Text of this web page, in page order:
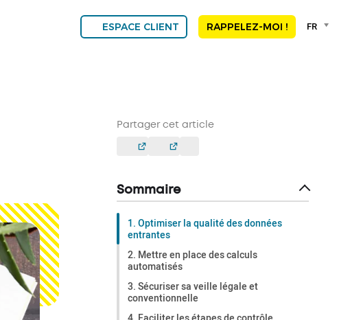
ESPACE CLIENT RAPPELEZ-MOI !
Language
FR
Partager cet article
Sommaire
1. Optimiser la qualité des données
entrantes
2. Mettre en place des calculs
automatisés
3. Sécuriser sa veille légale et
conventionnelle